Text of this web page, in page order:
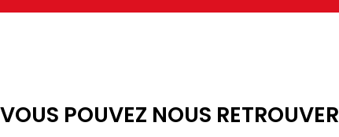
VOUS POUVEZ NOUS RETROUVER